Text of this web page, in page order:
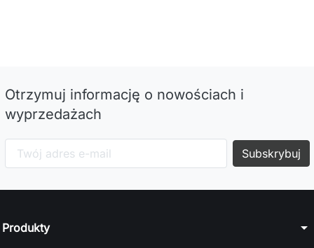
Otrzymuj informację o nowościach i
wyprzedażach
Produkty arrow_drop_down